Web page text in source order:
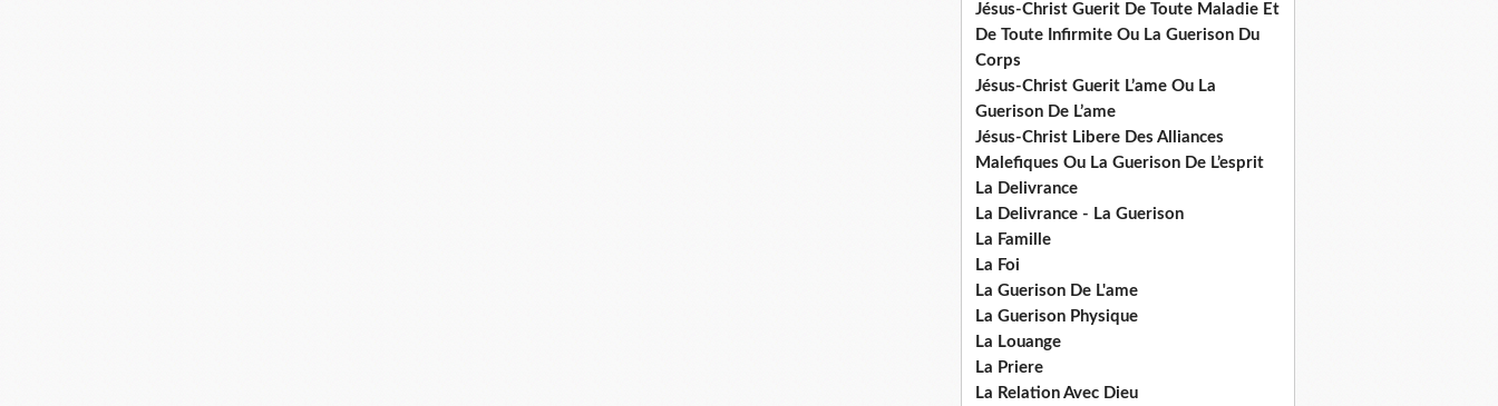
Jésus-Christ Guerit De Toute Maladie Et
De Toute Infirmite Ou La Guerison Du
Corps
Jésus-Christ Guerit L’ame Ou La
Guerison De L’ame
Jésus-Christ Libere Des Alliances
Malefiques Ou La Guerison De L’esprit
La Delivrance
La Delivrance - La Guerison
La Famille
La Foi
La Guerison De L'ame
La Guerison Physique
La Louange
La Priere
La Relation Avec Dieu